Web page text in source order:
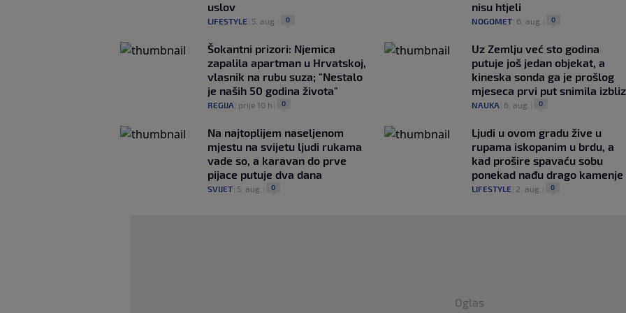
uslov
LIFESTYLE 5. aug. 0
nisu htjeli
NOGOMET| 6. aug. 0
Šokantni prizori: Njemica
zapalila apartman u Hrvatskoj,
vlasnik na rubu suza; "Nestalo
je naših 50 godina života"
REGIJA prije 10 h 0
Uz Zemlju već sto godina
putuje još jedan objekat, a
kineska sonda ga je prošlog
mjeseca prvi put snimila
NAUKA 6. aug. 0
Na najtoplijem naseljenom
mjestu na svijetu ljudi rukama
vade so, a karavan do prve
pijace putuje dva dana
SVIJET 5. aug. 0
Ljudi u ovom gradu žive u
rupama iskopanim u brdu, a
kad prošire spavaću sobu
ponekad nađu drago kamenje
LIFESTYLE| 2. aug. 0
Oglas